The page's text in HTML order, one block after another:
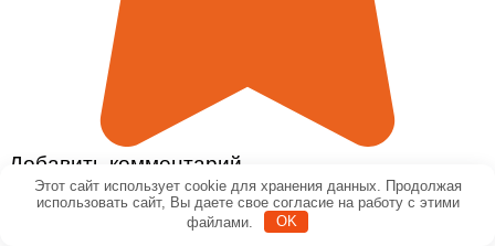
Добавить комментарий
Имя
Этот сайт использует cookie для хранения данных. Продолжая
использовать сайт, Вы даете свое согласие на работу с этими
файлами.
OK